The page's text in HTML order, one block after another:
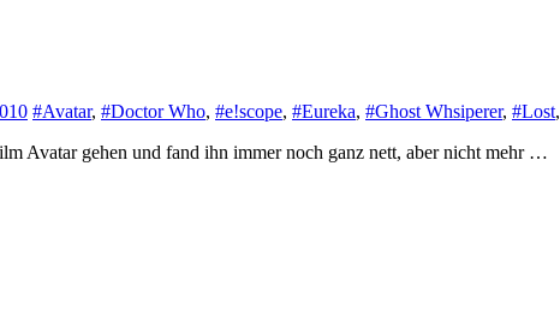
#Avatar, #Doctor Who, #e!scope, #Eureka, #Ghost Whsiperer, #Lost,
Avatar gehen und fand ihn immer noch ganz nett, aber nicht mehr …